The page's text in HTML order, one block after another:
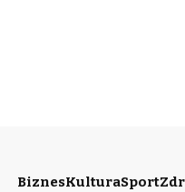
BiznesKulturaSport